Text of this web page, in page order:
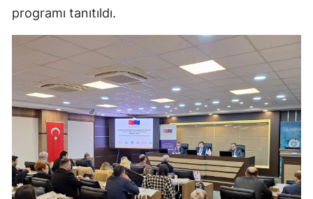
programı tanıtıldı.